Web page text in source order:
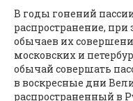
В годы гонений
распространение, при
обычаев их
московских и
обычай совершать
в воскресные дни
распространенный в